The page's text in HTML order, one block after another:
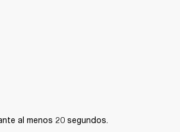
al menos 20 segundos.